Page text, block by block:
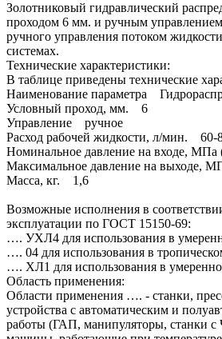
Золотниковый гидравлический
проходом 6 мм. и ручным управлением
ручного управления потоком
системах.
Технические характеристики:
В таблице приведены технические
Наименование параметра
Условный проход, мм. 6
Управление ручное
Расход рабочей жидкости, л/мин. 60-
Номинальное давление на входе,
Максимальное давление на выходе,
Масса, кг. 1,6
Возможные исполнения в
эксплуатации по ГОСТ 15150-69:
…. УХЛ4 для использования в
…. 04 для использования в
…. ХЛ1 для использования в
Область применения:
Области применения …. - станки,
устройства с автоматическим и
работы (ГАП, манипуляторы, станки